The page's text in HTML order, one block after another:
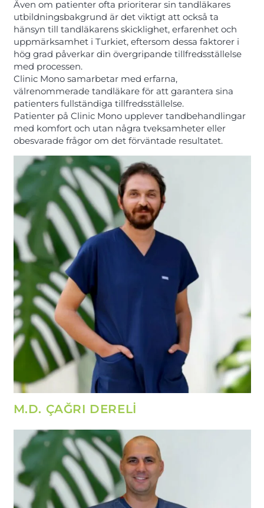
Även om patienter ofta prioriterar sin tandläkares
utbildningsbakgrund är det viktigt att också ta
hänsyn till tandläkarens skicklighet, erfarenhet och
uppmärksamhet i Turkiet, eftersom dessa faktorer i
hög grad påverkar din övergripande tillfredsställelse
med processen.
Clinic Mono samarbetar med erfarna,
välrenommerade tandläkare för att garantera sina
patienters fullständiga tillfredsställelse.
Patienter på Clinic Mono upplever tandbehandlingar
med komfort och utan några tveksamheter eller
obesvarade frågor om det förväntade resultatet.
M.D. ÇAĞRI DERELİ